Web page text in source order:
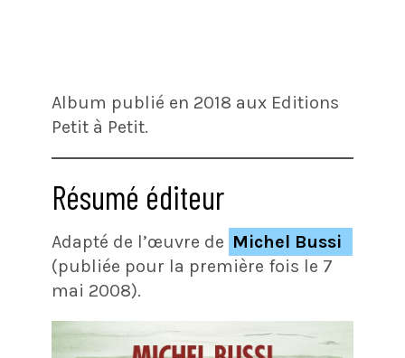
Album publié en 2018 aux Editions
Petit à Petit.
Résumé éditeur
Adapté de l’œuvre de Michel Bussi
(publiée pour la première fois le 7
mai 2008).